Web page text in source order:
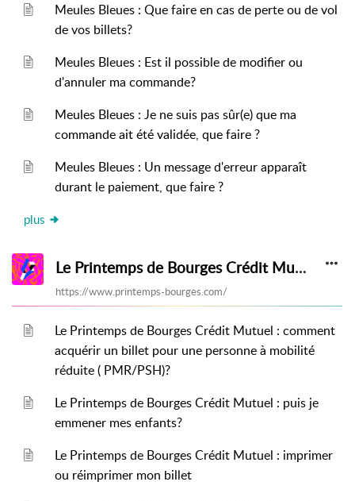
Meules Bleues : Que faire en cas de perte ou de vol
de vos billets?
Meules Bleues : Est il possible de modifier ou
d'annuler ma commande?
Meules Bleues : Je ne suis pas sûr(e) que ma
commande ait été validée, que faire ?
Meules Bleues : Un message d'erreur apparaît
durant le paiement, que faire ?
plus
Le Printemps de Bourges Crédit Mutuel
https://www.printemps-bourges.com/
Le Printemps de Bourges Crédit Mutuel : comment
acquérir un billet pour une personne à mobilité
réduite ( PMR/PSH)?
Le Printemps de Bourges Crédit Mutuel : puis je
emmener mes enfants?
Le Printemps de Bourges Crédit Mutuel : imprimer
ou réimprimer mon billet